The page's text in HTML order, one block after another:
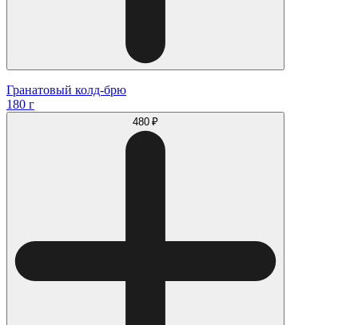
Гранатовый колд-брю
180 г
480 ₽